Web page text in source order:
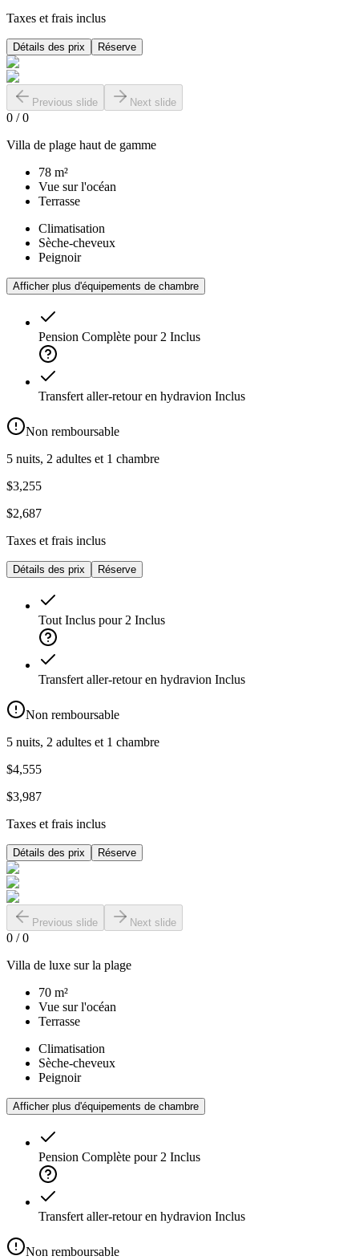
Taxes et frais inclus
Détails des prix Réserve
Previous slide Next slide
0 /0
Villa de plage haut de gamme
78 m²
Vue sur l'océan
Terrasse
Climatisation
Sèche-cheveux
Peignoir
Afficher plus d'équipements de chambre
Pension Complète pour 2 Inclus
Transfert aller-retour en hydravion Inclus
Non remboursable
5 nuits, 2 adultes et 1 chambre
$3,255
$2,687
Taxes et frais inclus
Détails des prix Réserve
Tout Inclus pour 2 Inclus
Transfert aller-retour en hydravion Inclus
Non remboursable
5 nuits, 2 adultes et 1 chambre
$4,555
$3,987
Taxes et frais inclus
Détails des prix Réserve
Previous slide Next slide
0 /0
Villa de luxe sur la plage
70 m²
Vue sur l'océan
Terrasse
Climatisation
Sèche-cheveux
Peignoir
Afficher plus d'équipements de chambre
Pension Complète pour 2 Inclus
Transfert aller-retour en hydravion Inclus
Non remboursable